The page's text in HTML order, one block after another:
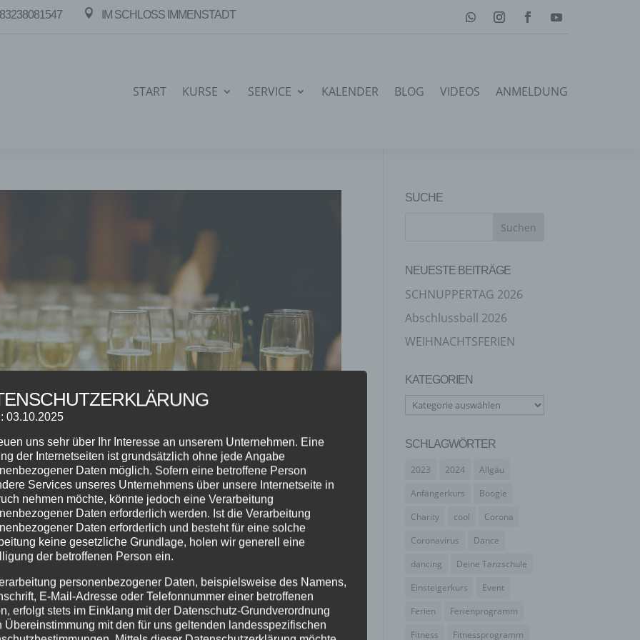
 IM SCHLOSS IMMENSTADT
START KURSE SERVICE KALENDER BLOG VIDEOS ANMELDUNG
,Tanzkurse
SUCHE
NEUESTE BEITRÄGE
SCHNUPPERTAG 2026
Abschlussball 2026
WEIHNACHTSFERIEN
KATEGORIEN
Kategorien
SCHLAGWÖRTER
2023 2024
Allgäu
Anfängerkurs
Boogie
Charity
cool
Corona
Coronavirus
Dance
dancing
Deine Tanzschule
Einsteigerkurs
Event
Ferien
Ferienprogramm
Fitness
Fitnessprogramm
03.10.2025
uns sehr über Ihr Interesse an unserem Unternehmen. Eine
der Internetseiten ist grundsätzlich ohne jede Angabe
Daten möglich. Sofern eine betroffene Person
Services unseres Unternehmens über unsere Internetseite in
nehmen möchte, könnte jedoch eine Verarbeitung
Daten erforderlich werden. Ist die Verarbeitung
Daten erforderlich und besteht für eine solche
keine gesetzliche Grundlage, holen wir generell eine
der betroffenen Person ein.
personenbezogener Daten, beispielsweise des Namens,
E-Mail-Adresse oder Telefonnummer einer betroffenen
erfolgt stets im Einklang mit der Datenschutz-Grundverordnung
Übereinstimmung mit den für uns geltenden landesspezifischen